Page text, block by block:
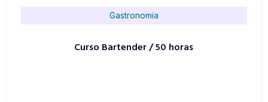
Gastronomia
Curso Bartender / 50 horas